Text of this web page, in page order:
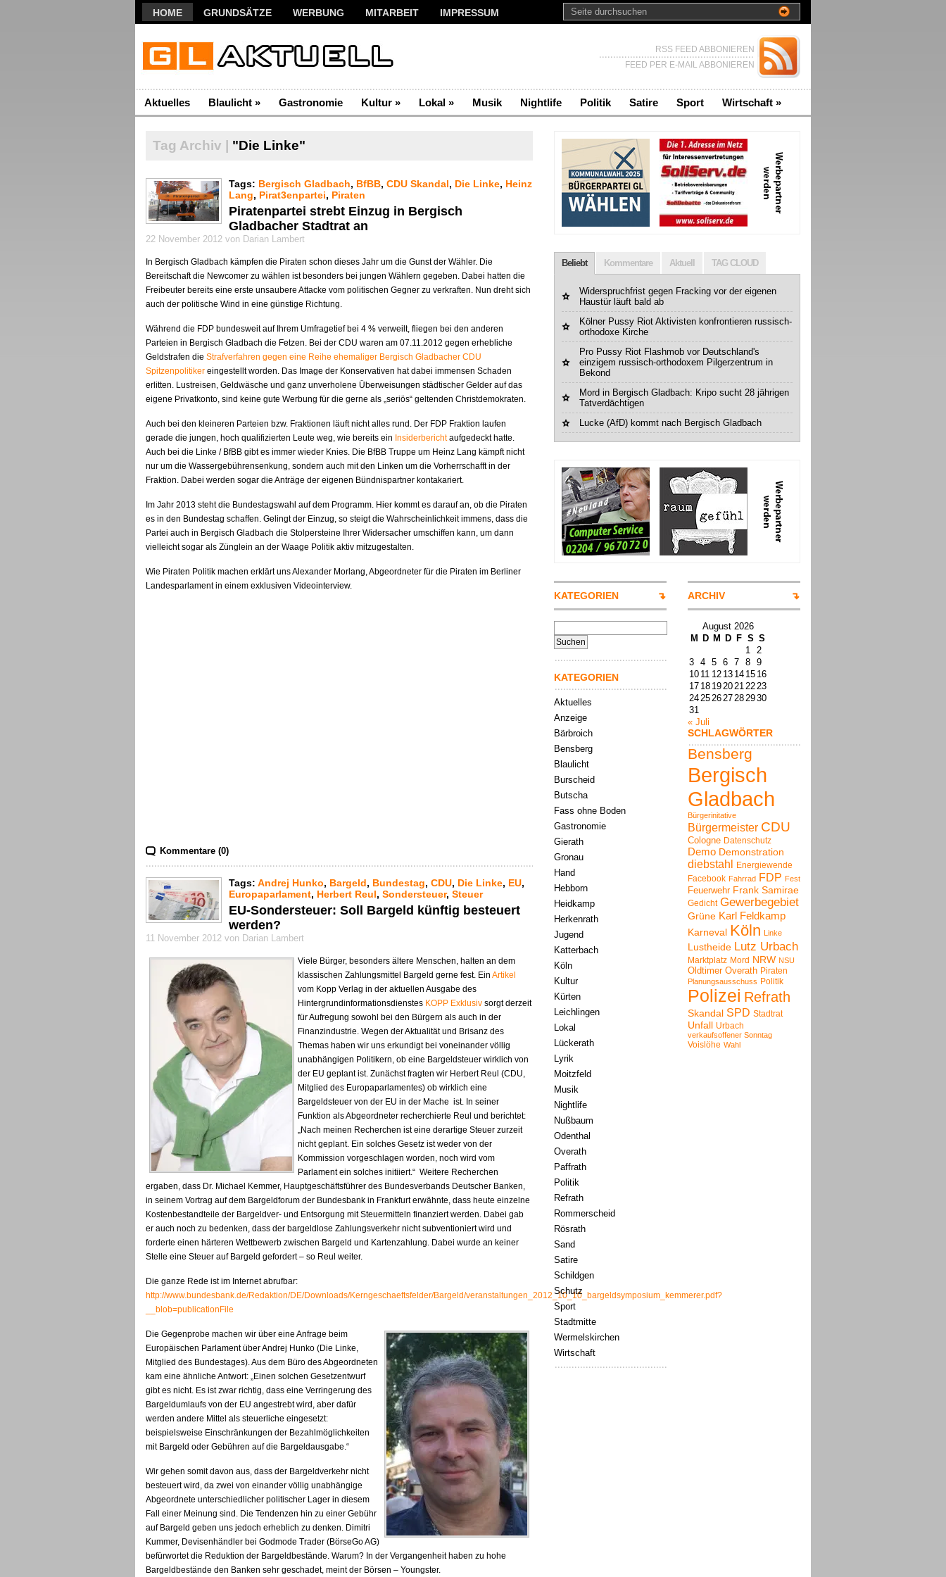
HOME GRUNDSÄTZE WERBUNG MITARBEIT IMPRESSUM
RSS FEED ABBONIEREN
FEED PER E-MAIL ABBONIEREN
Aktuelles Blaulicht » Gastronomie Kultur » Lokal » Musik Nightlife Politik Satire Sport Wirtschaft »
Tag Archiv | "Die Linke"
Tags: Bergisch Gladbach, BfBB, CDU Skandal, Die Linke, Heinz
Lang, Pirat3enpartei, Piraten
Piratenpartei strebt Einzug in Bergisch
Gladbacher Stadtrat an
22 November 2012 von Darian Lambert
In Bergisch Gladbach kämpfen die Piraten schon dieses Jahr um die Gunst der Wähler. Die
Bereitschaft die Newcomer zu wählen ist besonders bei jungen Wählern gegeben. Dabei hatten die
Freibeuter bereits eine erste unsaubere Attacke vom politischen Gegner zu verkraften. Nun dreht sich
auch der politische Wind in eine günstige Richtung.
Während die FDP bundesweit auf Ihrem Umfragetief bei 4 % verweilt, fliegen bei den anderen
Parteien in Bergisch Gladbach die Fetzen. Bei der CDU waren am 07.11.2012 gegen erhebliche
Geldstrafen die Strafverfahren gegen eine Reihe ehemaliger Bergisch Gladbacher CDU
Spitzenpolitiker eingestellt worden. Das Image der Konservativen hat dabei immensen Schaden
erlitten. Lustreisen, Geldwäsche und ganz unverholene Überweisungen städtischer Gelder auf das
eigene Privatkonto, sind keine gute Werbung für die gerne als „seriös“ geltenden Christdemokraten.
Auch bei den kleineren Parteien bzw. Fraktionen läuft nicht alles rund. Der FDP Fraktion laufen
gerade die jungen, hoch qualifizierten Leute weg, wie bereits ein Insiderberichtaufgedeckt hatte.
Auch bei die Linke / BfBB gibt es immer wieder Knies. Die BfBB Truppe um Heinz Lang kämpft nicht
nur um die Wassergebührensenkung, sondern auch mit den Linken um die Vorherrschafft in der
Fraktion. Dabei werden sogar die Anträge der eigenen Bündnispartner kontakariert.
Im Jahr 2013 steht die Bundestagswahl auf dem Programm. Hier kommt es darauf an, ob die Piraten
es in den Bundestag schaffen. Gelingt der Einzug, so steigt die Wahrscheinlichkeit immens, dass die
Partei auch in Bergisch Gladbach die Stolpersteine Ihrer Widersacher umschiffen kann, um dann
vielleicht sogar als Zünglein an der Waage Politik aktiv mitzugestalten.
Wie Piraten Politik machen erklärt uns Alexander Morlang, Abgeordneter für die Piraten im Berliner
Landesparlament in einem exklusiven Videointerview.
Kommentare (0)
Tags: Andrej Hunko, Bargeld, Bundestag, CDU, Die Linke, EU,
Europaparlament, Herbert Reul, Sondersteuer, Steuer
EU-Sondersteuer: Soll Bargeld künftig besteuert
werden?
11 November 2012 von Darian Lambert
Viele Bürger, besonders ältere Menschen, halten an dem
klassischen Zahlungsmittel Bargeld gerne fest. Ein Artikel
vom Kopp Verlag in der aktuellen Ausgabe des
Hintergrundinformationsdienstes KOPP Exklusiv sorgt derzeit
für Aufregung sowohl bei den Bürgern als auch in der
Finanzindustrie. Wegen der Aktualität und Brisanz des
Themas haben wir uns erkundigt bei voneinander völlig
unabhängigen Politikern, ob eine Bargeldsteuer wirklich von
der EU geplant ist. Zunächst fragten wir Herbert Reul (CDU,
Mitglied des Europaparlamentes) ob wirklich eine
Bargeldsteuer von der EU in der Mache ist. In seiner
Funktion als Abgeordneter recherchierte Reul und berichtet:
„Nach meinen Recherchen ist eine derartige Steuer zurzeit
nicht geplant. Ein solches Gesetz ist weder von der
Kommission vorgeschlagen worden, noch wird vom
Parlament ein solches initiiert.“ Weitere Recherchen
ergaben, dass Dr. Michael Kemmer, Hauptgeschäftsführer des Bundesverbands Deutscher Banken,
in seinem Vortrag auf dem Bargeldforum der Bundesbank in Frankfurt erwähnte, dass heute einzelne
Kostenbestandteile der Bargeldver- und Entsorgung mit Steuermitteln finanziert werden. Dabei gab
er auch noch zu bedenken, dass der bargeldlose Zahlungsverkehr nicht subventioniert wird und
forderte einen härteren Wettbewerb zwischen Bargeld und Kartenzahlung. Dabei wurde an keiner
Stelle eine Steuer auf Bargeld gefordert – so Reul weiter.
Die ganze Rede ist im Internet abrufbar:
http://www.bundesbank.de/Redaktion/DE/Downloads/Kerngeschaeftsfelder/Bargeld/veranstaltungen_2012_10_10_bargeldsymposium_kemmerer.pdf?
__blob=publicationFile
Die Gegenprobe machen wir über eine Anfrage beim
Europäischen Parlament über Andrej Hunko (Die Linke,
Mitglied des Bundestages). Aus dem Büro des Abgeordneten
kam eine ähnliche Antwort: „Einen solchen Gesetzentwurf
gibt es nicht. Es ist zwar richtig, dass eine Verringerung des
Bargeldumlaufs von der EU angestrebt wird, aber dafür
werden andere Mittel als steuerliche eingesetzt:
beispielsweise Einschränkungen der Bezahlmöglichkeiten
mit Bargeld oder Gebühren auf die Bargeldausgabe.“
Wir gehen somit davon aus, dass der Bargeldverkehr nicht
besteuert wird, da zwei von einander völlig unabhängige
Abgeordnete unterschiedlicher politischer Lager in diesem
Fall einer Meinung sind. Die Tendenzen hin zu einer Gebühr
auf Bargeld geben uns jedoch erheblich zu denken. Dimitri
Kummer, Devisenhändler bei Godmode Trader (BörseGo AG)
befürwortet die Reduktion der Bargeldbestände. Warum? In der Vergangenheit haben zu hohe
Bargeldbestände den Banken sehr geschadet, meint der Börsen – Youngster.
Beliebt Kommentare Aktuell TAG CLOUD
Widerspruchfrist gegen Fracking vor der eigenen
Haustür läuft bald ab
Kölner Pussy Riot Aktivisten konfrontieren russisch-
orthodoxe Kirche
Pro Pussy Riot Flashmob vor Deutschland's
einzigem russisch-orthodoxem Pilgerzentrum in
Bekond
Mord in Bergisch Gladbach: Kripo sucht 28 jährigen
Tatverdächtigen
Lucke (AfD) kommt nach Bergisch Gladbach
KATEGORIEN
nach:
KATEGORIEN
Aktuelles
Anzeige
Bärbroich
Bensberg
Blaulicht
Burscheid
Butscha
Fass ohne Boden
Gastronomie
Gierath
Gronau
Hand
Hebborn
Heidkamp
Herkenrath
Jugend
Katterbach
Köln
Kultur
Kürten
Leichlingen
Lokal
Lückerath
Lyrik
Moitzfeld
Musik
Nightlife
Nußbaum
Odenthal
Overath
Paffrath
Politik
Refrath
Rommerscheid
Rösrath
Sand
Satire
Schildgen
Schutz
Sport
Stadtmitte
Wermelskirchen
Wirtschaft
ARCHIV
August 2026
M
D M D F S S
1 2
3 4 5 6 7 8 9
10 11 12 13 14 15 16
17 18 1920212223
24252627282930
31
« Juli
SCHLAGWÖRTER
Bensberg
Bergisch
Gladbach
Bürgerinitative
Bürgermeister CDU
Cologne Datenschutz
Demo Demonstration
diebstahl Energiewende
Facebook Fahrrad FDP Fest
Feuerwehr Frank Samirae
Gedicht Gewerbegebiet
Grüne Karl Feldkamp
Karneval Köln Linke
Lustheide Lutz Urbach
Marktplatz Mord NRW NSU
Oldtimer Overath Piraten
Planungsausschuss Politik
Polizei Refrath
Skandal SPD Stadtrat
Unfall Urbach
verkaufsoffener Sonntag
Voislöhe Wahl